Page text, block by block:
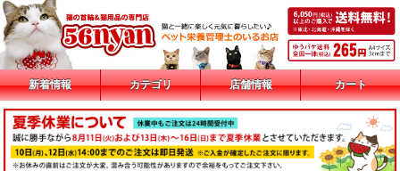
新着情報 カテゴリ 店舗情報 カート